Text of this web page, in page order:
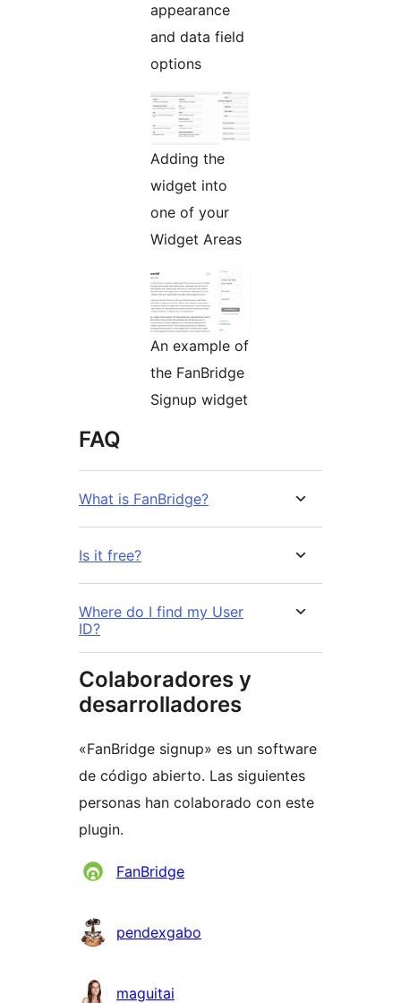
appearance
and data field
options
Adding the
widget into
one of your
Widget Areas
An example of
the FanBridge
Signup widget
FAQ
What is FanBridge?
Is it free?
Where do I find my User
ID?
Colaboradores y
desarrolladores
«FanBridge signup» es un software
de código abierto. Las siguientes
personas han colaborado con este
plugin.
Colaboradores
FanBridge
pendexgabo
maguitai